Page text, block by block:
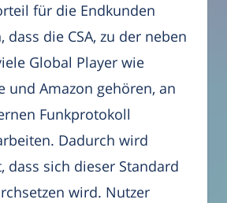
für die Endkunden
dass die CSA, zu der neben
Global Player wie
und Amazon gehören, an
Funkprotokoll
Dadurch wird
dass sich dieser Standard
wird. Nutzer